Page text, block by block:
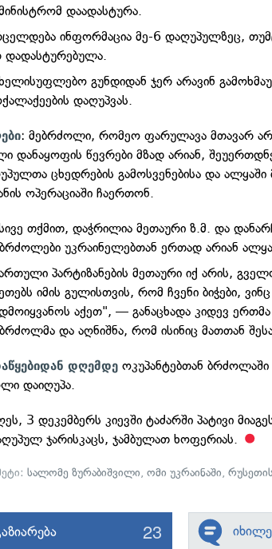
დაადასტურა.
ინფორმაცია მე-6 დაღუპულზეც,
დადასტურებულა.
გუნდიდან ჯერ არავინ
დაღუპვას.
: მებრძოლი, რომეო ფარულავა მთავარ
დანაყოფის წევრები მზად არიან,
ცხედრების გამოსვენებისა და
ოპერაციაში ჩაერთონ.
თქმით, დაჭრილია მეთაური ზ.მ. და
უკრაინელებთან ერთად არიან
პარტიზანების მეთაური იქ არის,
იმის გულისთვის, რომ ჩვენი ბიჭები,
აქეთ", — განაცხადა კიდევ
და აღნიშნა, რომ ისინიც მათთან
დღემდე ოკუპანტებთან
დაიღუპა.
3 დეკემბერს კიევში ტაძარში პატივი
ჯარისკაცს, ჯამბულათ ხოფერიას.
სალომე ზურაბიშვილი,ომი უკრაინაში,
23